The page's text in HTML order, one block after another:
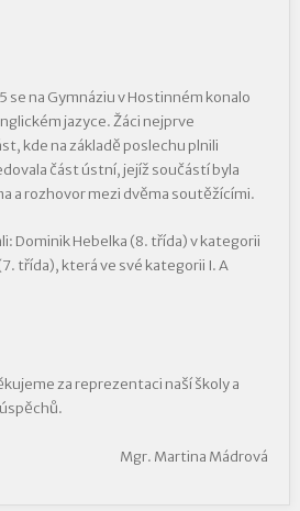
se na Gymnáziu v Hostinném konalo
jazyce. Žáci nejprve
kde na základě poslechu plnili
část ústní, jejíž součástí byla
a rozhovor mezi dvěma soutěžícími.
Dominik Hebelka (8. třída) v kategorii
třída), která ve své kategorii I. A
za reprezentaci naší školy a
Mgr. Martina Mádrová